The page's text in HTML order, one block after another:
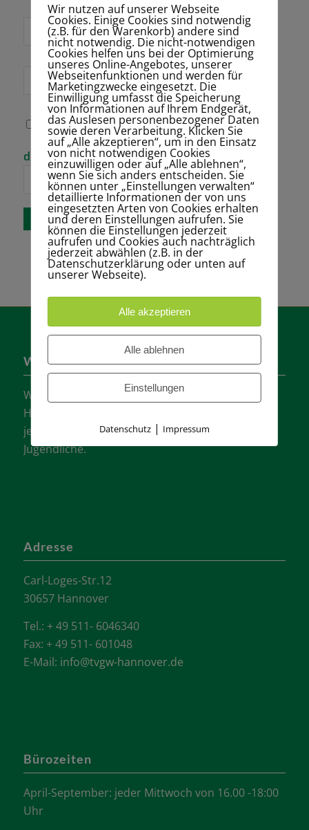
E-Mail-Adresse
*
Website
Name, E-Mail-
Adresse und
Website in
diesem Browser
für meinen
nächsten
Kommentar
speichern.
Bitte gib eine
Antwort in
Ziffern ein:
dreizehn + zwölf =
Wer sind wir?
Wir sind einer der größten Tennisvereine
Hannovers mit vielen aktiven Mannschaften in
jeder Altersklasse für Damen, Herren und
Jugendliche.
Adresse
Carl-Loges-Str.12
30657 Hannover
Tel.: + 49 511- 6046340
Fax: + 49 511- 601048
E-Mail: info@tvgw-hannover.de
Bürozeiten
April-September: jeder Mittwoch von 16.00 -18:00
Uhr
Wir nutzen auf unserer Webseite
Cookies. Einige Cookies sind notwendig
(z.B. für den Warenkorb) andere sind
nicht notwendig. Die nicht-notwendigen
Cookies helfen uns bei der Optimierung
unseres Online-Angebotes, unserer
Webseitenfunktionen und werden für
Marketingzwecke eingesetzt. Die
Einwilligung umfasst die Speicherung
von Informationen auf Ihrem Endgerät,
das Auslesen personenbezogener Daten
sowie deren Verarbeitung. Klicken Sie
auf „Alle akzeptieren“, um in den Einsatz
von nicht notwendigen Cookies
einzuwilligen oder auf „Alle ablehnen“,
wenn Sie sich anders entscheiden. Sie
können unter „Einstellungen verwalten“
detaillierte Informationen der von uns
eingesetzten Arten von Cookies erhalten
und deren Einstellungen aufrufen. Sie
können die Einstellungen jederzeit
aufrufen und Cookies auch nachträglich
jederzeit abwählen (z.B. in der
Datenschutzerklärung oder unten auf
unserer Webseite).
Alle akzeptieren
Alle ablehnen
Einstellungen
Datenschutz| Impressum